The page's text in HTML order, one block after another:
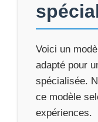
Voici un
adapté pour
spécialisée.
ce modèle
expériences.